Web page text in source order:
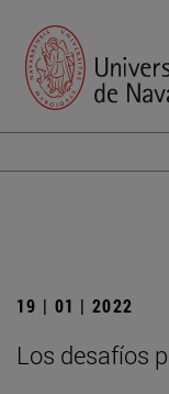
19 | 01 | 2022
Los desafíos